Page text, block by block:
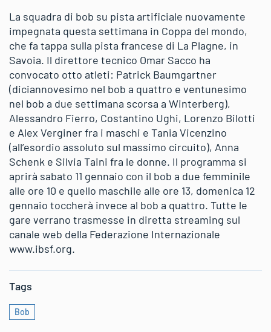
La squadra di bob su pista artificiale nuovamente
impegnata questa settimana in Coppa del mondo,
che fa tappa sulla pista francese di La Plagne, in
Savoia. Il direttore tecnico Omar Sacco ha
convocato otto atleti: Patrick Baumgartner
(diciannovesimo nel bob a quattro e ventunesimo
nel bob a due settimana scorsa a Winterberg),
Alessandro Fierro, Costantino Ughi, Lorenzo Bilotti
e Alex Verginer fra i maschi e Tania Vicenzino
(all’esordio assoluto sul massimo circuito), Anna
Schenk e Silvia Taini fra le donne. Il programma si
aprirà sabato 11 gennaio con il bob a due femminile
alle ore 10 e quello maschile alle ore 13, domenica 12
gennaio toccherà invece al bob a quattro. Tutte le
gare verrano trasmesse in diretta streaming sul
canale web della Federazione Internazionale
www.ibsf.org.
Tags
Bob